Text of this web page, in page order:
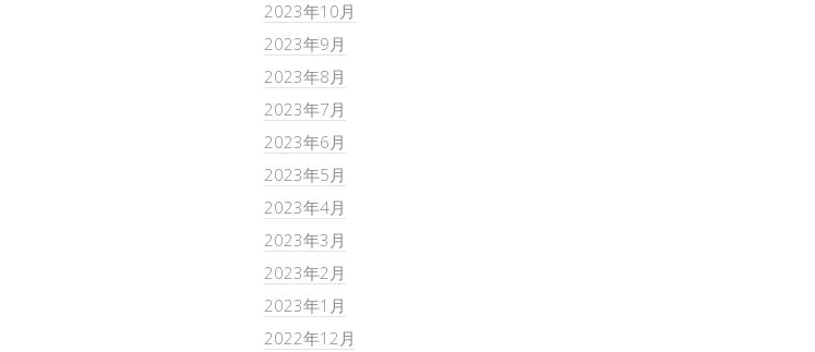
2023年10月
2023年9月
2023年8月
2023年7月
2023年6月
2023年5月
2023年4月
2023年3月
2023年2月
2023年1月
2022年12月